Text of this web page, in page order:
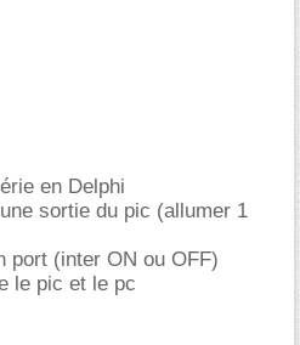
en Delphi
sortie du pic (allumer 1
port (inter ON ou OFF)
le pic et le pc